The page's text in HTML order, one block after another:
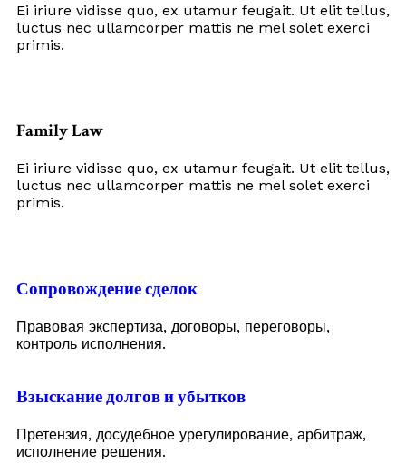
Ei iriure vidisse quo, ex utamur feugait. Ut elit tellus,
luctus nec ullamcorper mattis ne mel solet exerci
primis.
Family Law
Ei iriure vidisse quo, ex utamur feugait. Ut elit tellus,
luctus nec ullamcorper mattis ne mel solet exerci
primis.
Сопровождение сделок
Правовая экспертиза, договоры, переговоры,
контроль исполнения.
Взыскание долгов и убытков
Претензия, досудебное урегулирование, арбитраж,
исполнение решения.